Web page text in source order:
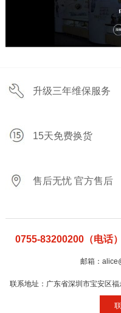
升级三年维保服务
15天免费换货
售后无忧 官方售后
0755-83200200（电话
邮箱：
联系地址：广东省深圳市宝安区